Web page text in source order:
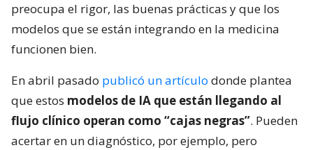
preocupa el rigor, las buenas prácticas y que los
modelos que se están integrando en la medicina
funcionen bien.
En abril pasado publicó un artículo donde plantea
que estos modelos de IA que están llegando al
flujo clínico operan como “cajas negras”. Pueden
acertar en un diagnóstico, por ejemplo, pero